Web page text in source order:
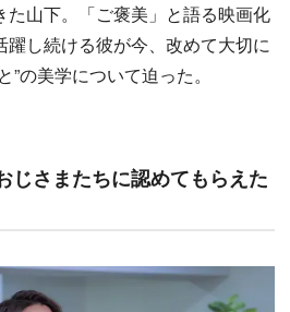
た山下。「ご褒美」と語る映画化
し続ける彼が今、改めて大切に
”の美学について迫った。
じさまたちに認めてもらえた